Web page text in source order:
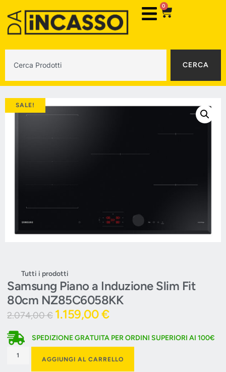
0
CERCA
SALE!
Tutti i prodotti
Samsung Piano a Induzione Slim Fit
80cm NZ85C6058KK
2.074,00€ 1.159,00€
SPEDIZIONE GRATUITA PER ORDINI SUPERIORI AI 100€
AGGIUNGI AL CARRELLO